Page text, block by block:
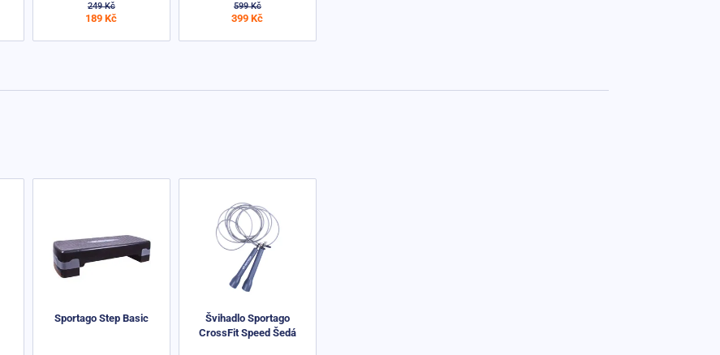
249 Kč
189 Kč
599 Kč
399 Kč
Sportago Step Basic
Švihadlo Sportago
CrossFit Speed Šedá